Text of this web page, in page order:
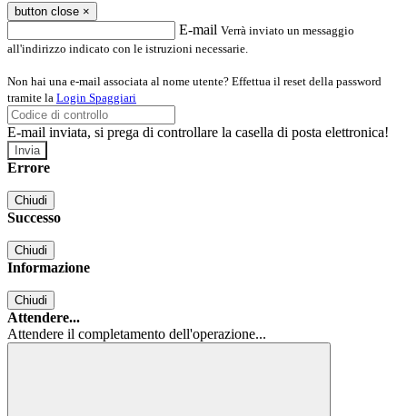
button close ×
E-mail Verrà inviato un messaggio
all'indirizzo indicato con le istruzioni necessarie.
Non hai una e-mail associata al nome utente? Effettua il reset della password
tramite la Login Spaggiari
E-mail inviata, si prega di controllare la casella di posta elettronica!
Errore
Chiudi
Successo
Chiudi
Informazione
Chiudi
Attendere...
Attendere il completamento dell'operazione...